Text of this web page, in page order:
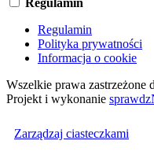
Regulamin
Regulamin
Polityka prywatności
Informacja o cookie
Wszelkie prawa zastrzeżone
Projekt i wykonanie
Zarządzaj ciasteczkami